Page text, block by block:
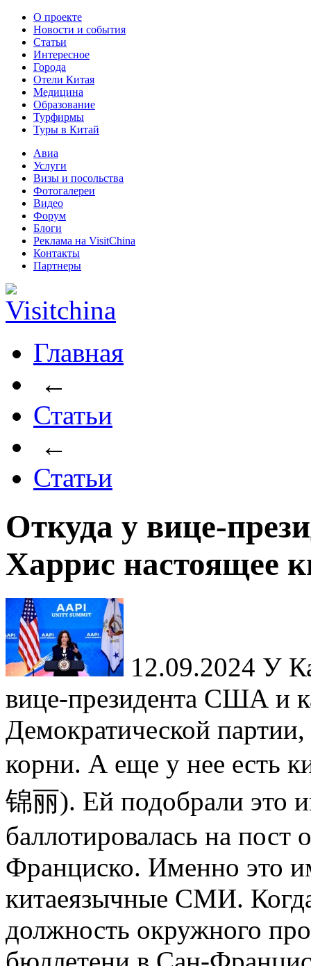
О проекте
Новости и события
Статьи
Интересное
Города
Отели Китая
Медицина
Образование
Турфирмы
Туры в Китай
Авиа
Услуги
Визы и посольства
Фотогалереи
Видео
Форум
Блоги
Реклама на VisitChina
Контакты
Партнеры
Главная
←
Статьи
←
Статьи
Откуда у вице-
Харрис настоящее
12.09.2024 У
вице-президента США и
Демократической
корни. А еще у нее есть
锦丽). Ей подобрали это
баллотировалась на
Франциско. Именно это
китаеязычные СМИ.
должность окружного